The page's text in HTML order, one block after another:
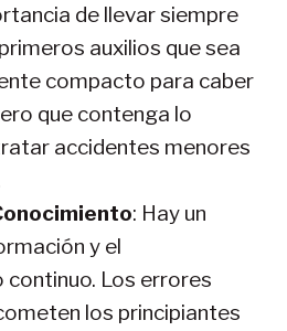
de llevar siempre
auxilios que sea
compacto para caber
que contenga lo
accidentes menores
: Hay un
y el
Los errores
los principiantes